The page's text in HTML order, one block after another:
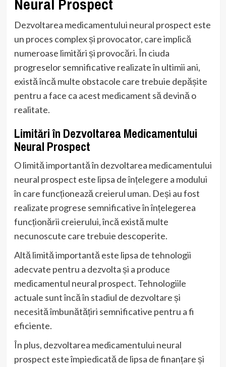
Neural Prospect
Dezvoltarea medicamentului neural prospect este
un proces complex și provocator, care implică
numeroase limitări și provocări. În ciuda
progreselor semnificative realizate în ultimii ani,
există încă multe obstacole care trebuie depășite
pentru a face ca acest medicament să devină o
realitate.
Limitări în Dezvoltarea Medicamentului
Neural Prospect
O limită importantă în dezvoltarea medicamentului
neural prospect este lipsa de înțelegere a modului
în care funcționează creierul uman. Deși au fost
realizate progrese semnificative în înțelegerea
funcționării creierului, încă există multe
necunoscute care trebuie descoperite.
Altă limită importantă este lipsa de tehnologii
adecvate pentru a dezvolta și a produce
medicamentul neural prospect. Tehnologiile
actuale sunt încă în stadiul de dezvoltare și
necesită îmbunătățiri semnificative pentru a fi
eficiente.
În plus, dezvoltarea medicamentului neural
prospect este împiedicată de lipsa de finanțare și